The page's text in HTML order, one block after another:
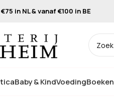
in NL & vanaf €100 in BE
Baby & KindVoedingBoeken